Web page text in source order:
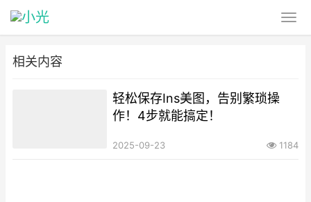
相关内容
轻松保存Ins美图，告别繁琐操
作！4步就能搞定！
2025-09-23 1184